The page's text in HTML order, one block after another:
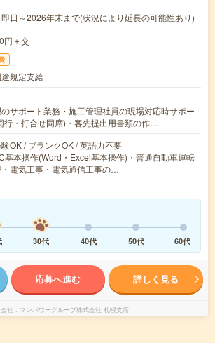
即日～2026年末まで(状況により延長の可能性あり)
円＋交
規定支給
サポート業務・施工管理社員の現場対応時サポー
行・打合せ同席)・客先提出用書類の作…
OK / ブランクOK / 英語力不要
基本操作(Word・Excel基本操作)・普通自動車運転
電気工事・電気通信工事の…
30代 40代 50代 60代
応募へ進む 詳しく見る
社 マンパワーグループ株式会社 札幌支店